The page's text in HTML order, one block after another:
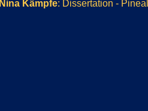
Nina Kämpfe: Dissertation -